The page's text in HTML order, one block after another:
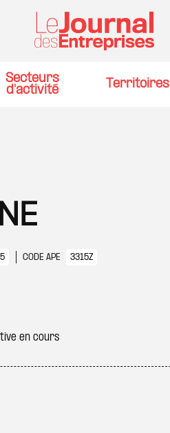
Secteurs
d'activité
Territoires
CODE APE 3315Z
en cours